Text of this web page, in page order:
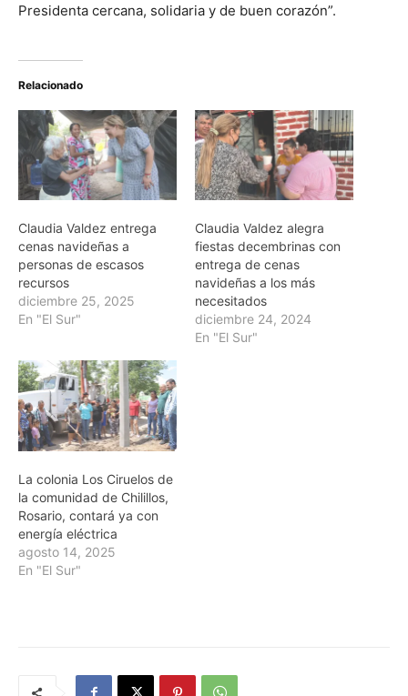
Presidenta cercana, solidaria y de buen corazón”.
Relacionado
Claudia Valdez entrega
cenas navideñas a
personas de escasos
recursos
diciembre 25, 2025
En "El Sur"
Claudia Valdez alegra
fiestas decembrinas con
entrega de cenas
navideñas a los más
necesitados
diciembre 24, 2024
En "El Sur"
La colonia Los Ciruelos de
la comunidad de Chilillos,
Rosario, contará ya con
energía eléctrica
agosto 14, 2025
En "El Sur"